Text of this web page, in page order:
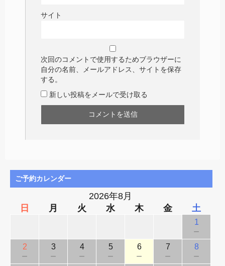
サイト
次回のコメントで使用するためブラウザーに
自分の名前、メールアドレス、サイトを保存
する。
新しい投稿をメールで受け取る
ご予約カレンダー
2026年8月
日
月 火 水 木 金 土
1
－
2
－
3
－
4
－
5
－
6
－
7
－
8
－